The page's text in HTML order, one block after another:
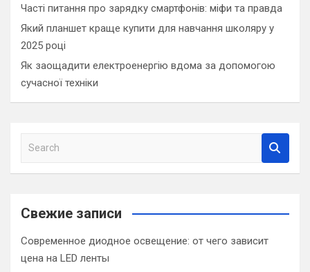
Часті питання про зарядку смартфонів: міфи та правда
Який планшет краще купити для навчання школяру у
2025 році
Як заощадити електроенергію вдома за допомогою
сучасної техніки
a
c
Свежие записи
Современное диодное освещение: от чего зависит
цена на LED ленты